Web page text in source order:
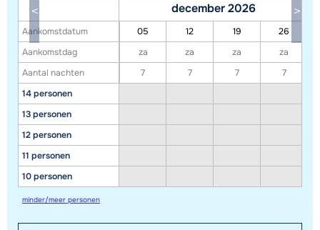
Toon alle accommodaties in dit gebied
Deze kaart geeft een indicatie van de ligging van onze accommodaties. De
exacte locatie kan enigszins afwijken.
Aankomstdatum
Aankomstdag
Aantal nachten
14 personen
13 personen
12 personen
11 personen
10 personen
december 2026
05 12 19
26
za
za za
za
7
7 7 7
minder/meer personen